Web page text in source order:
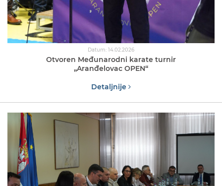
Datum: 14.02.2026
Otvoren Međunarodni karate turnir
„Aranđelovac OPEN“
Detaljnije